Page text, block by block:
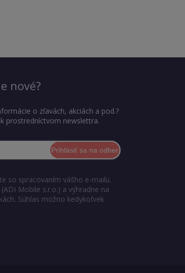
nové?
o zľavách, akciách a pod.?
prostredníctvom newslettra.
Prihlásiť sa na odber
so spracovaním vášho e-mailu.
Mobile s.r.o.) a výhradne na
Súhlas možno kedykoľvek